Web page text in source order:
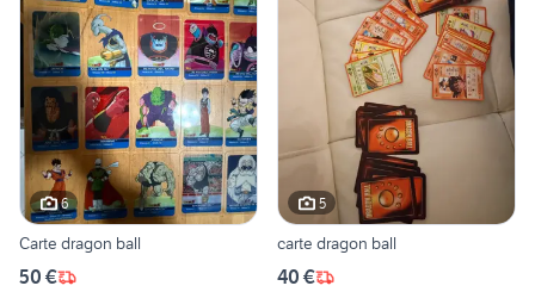
6
Carte dragon ball
50 €
5
carte dragon ball
40 €